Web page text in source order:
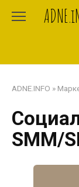
ADNE.INFO »
SMM/